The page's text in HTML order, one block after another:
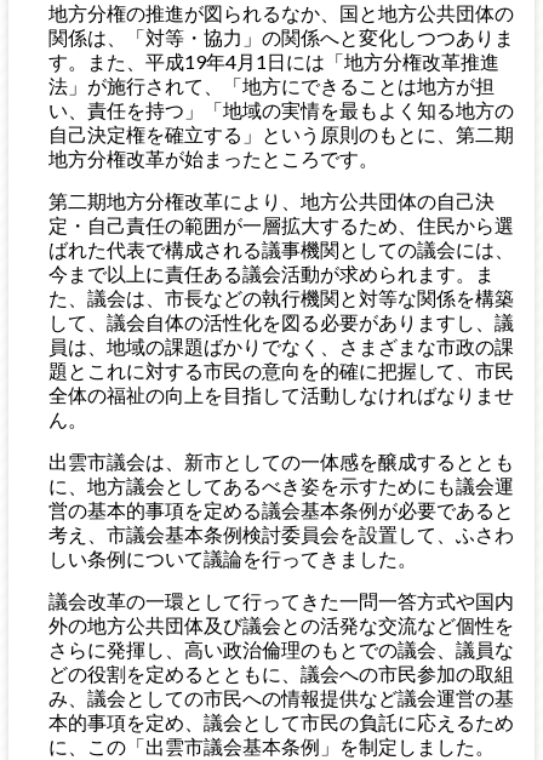
地方分権の推進が図られるなか、国と地方公共団体の
関係は、「対等・協力」の関係へと変化しつつありま
す。また、平成19年4月1日には「地方分権改革推進
法」が施行されて、「地方にできることは地方が担
い、責任を持つ」「地域の実情を最もよく知る地方の
自己決定権を確立する」という原則のもとに、第二期
地方分権改革が始まったところです。
第二期地方分権改革により、地方公共団体の自己決
定・自己責任の範囲が一層拡大するため、住民から選
ばれた代表で構成される議事機関としての議会には、
今まで以上に責任ある議会活動が求められます。ま
た、議会は、市長などの執行機関と対等な関係を構築
して、議会自体の活性化を図る必要がありますし、議
員は、地域の課題ばかりでなく、さまざまな市政の課
題とこれに対する市民の意向を的確に把握して、市民
全体の福祉の向上を目指して活動しなければなりませ
ん。
出雲市議会は、新市としての一体感を醸成するととも
に、地方議会としてあるべき姿を示すためにも議会運
営の基本的事項を定める議会基本条例が必要であると
考え、市議会基本条例検討委員会を設置して、ふさわ
しい条例について議論を行ってきました。
議会改革の一環として行ってきた一問一答方式や国内
外の地方公共団体及び議会との活発な交流など個性を
さらに発揮し、高い政治倫理のもとでの議会、議員な
どの役割を定めるとともに、議会への市民参加の取組
み、議会としての市民への情報提供など議会運営の基
本的事項を定め、議会として市民の負託に応えるため
に、この「出雲市議会基本条例」を制定しました。